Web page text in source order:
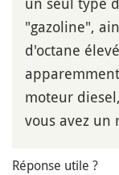
"gazoline",
d'octane
moteur
vous avez un
Réponse utile ?